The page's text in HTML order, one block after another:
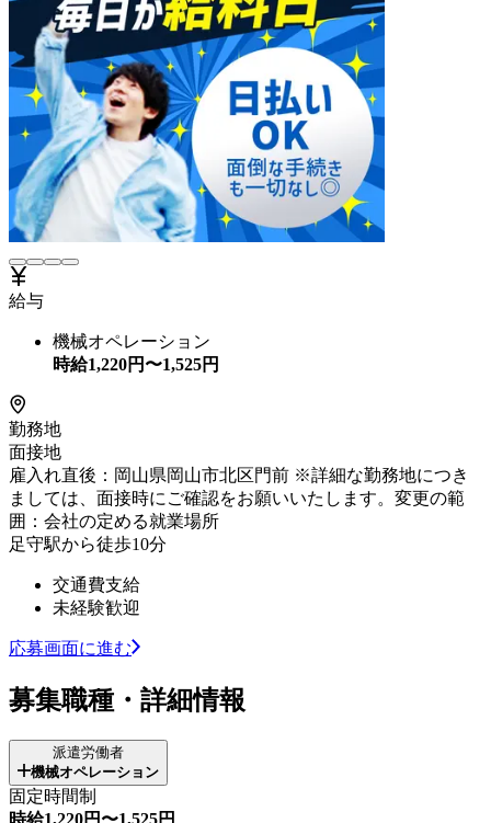
給与
機械オペレーション
時給1,220円〜1,525円
勤務地
面接地
雇入れ直後：岡山県岡山市北区門前 ※詳細な勤務地につき
ましては、面接時にご確認をお願いいたします。変更の範
囲：会社の定める就業場所
足守駅から徒歩10分
交通費支給
未経験歓迎
応募画面に進む
募集職種・詳細情報
派遣労働者
機械オペレーション
固定時間制
時給1,220円〜1,525円